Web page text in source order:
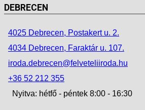
DEBRECEN
4025 Debrecen, Postakert u. 2.
4034 Debrecen, Faraktár u. 107.
iroda.debrecen@felveteliiroda.hu
+36 52 212 355
Nyitva: hétfő - péntek 8:00 - 16:30